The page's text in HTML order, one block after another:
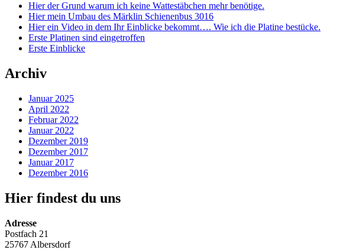
Hier der Grund warum ich keine Wattestäbchen mehr benötige.
Hier mein Umbau des Märklin Schienenbus 3016
Hier ein Video in dem Ihr Einblicke bekommt…. Wie ich die Platine bestücke.
Erste Platinen sind eingetroffen
Erste Einblicke
Archiv
Januar 2025
April 2022
Februar 2022
Januar 2022
Dezember 2019
Dezember 2017
Januar 2017
Dezember 2016
Hier findest du uns
Adresse
Postfach 21
25767 Albersdorf